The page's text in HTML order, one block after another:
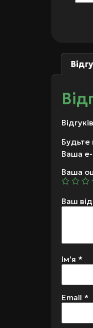
Будьте
Ваша
Ваша
Ваш
Ім'я *
Email *